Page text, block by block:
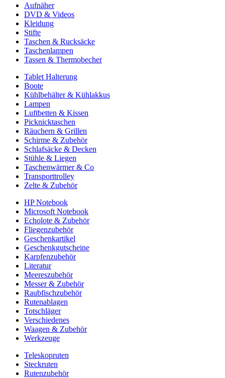
Aufnäher
DVD & Videos
Kleidung
Stifte
Taschen & Rucksäcke
Taschenlampen
Tassen & Thermobecher
Tablet Halterung
Boote
Kühlbehälter & Kühlakkus
Lampen
Luftbetten & Kissen
Picknicktaschen
Räuchern & Grillen
Schirme & Zubehör
Schlafsäcke & Decken
Stühle & Liegen
Taschenwärmer & Co
Transporttrolley
Zelte & Zubehör
HP Notebook
Microsoft Notebook
Echolote & Zubehör
Fliegenzubehör
Geschenkartikel
Geschenkgutscheine
Karpfenzubehör
Literatur
Meereszubehör
Messer & Zubehör
Raubfischzubehör
Rutenablagen
Totschläger
Verschiedenes
Waagen & Zubehör
Werkzeuge
Teleskopruten
Steckruten
Rutenzubehör